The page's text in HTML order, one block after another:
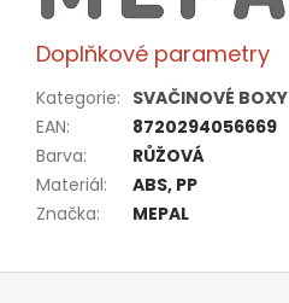
Doplňkové parametry
Kategorie: SVAČINOVÉ BOXY
EAN:
8720294056669
Barva:
RŮŽOVÁ
Materiál:
ABS, PP
Značka: MEPAL
Z